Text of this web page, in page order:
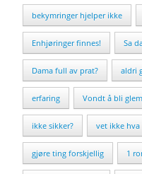
bekymringer hjelper ikke
Enhjøringer finnes! Sa
Dama full av prat? aldri
erfaring Vondt å bli
ikke sikker? vet ikke hva
gjøre ting forskjellig 1